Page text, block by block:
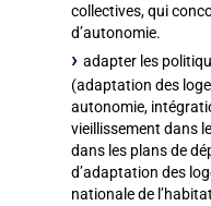
collectives, qui
d’autonomie.
adapter les
(adaptation des
autonomie,
vieillissement dans
dans les plans de
d’adaptation des
nationale de